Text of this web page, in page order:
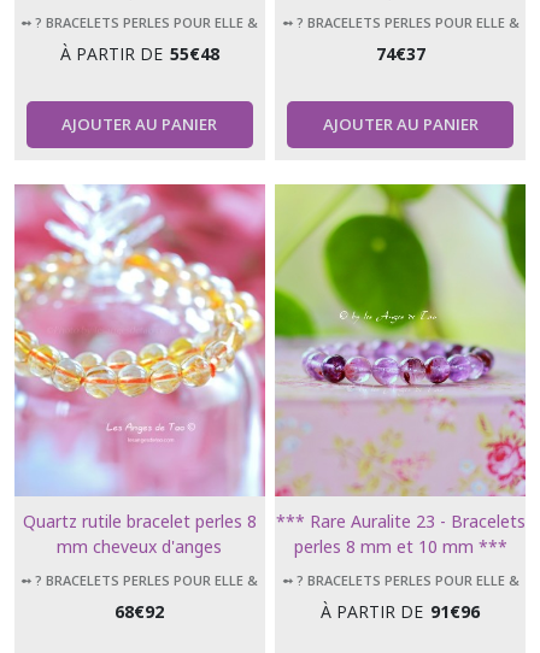
➻ ? BRACELETS PERLES POUR ELLE &
À PARTIR DE 55€48
AJOUTER AU PANIER
élastique perles 8 mm
➻ ? BRACELETS PERLES POUR ELLE &
74€37
AJOUTER AU PANIER
Quartz rutile bracelet perles 8
mm cheveux d'anges
➻ ? BRACELETS PERLES POUR ELLE &
68€92
*** Rare Auralite 23 - Bracelets
perles 8 mm et 10 mm ***
➻ ? BRACELETS PERLES POUR ELLE &
À PARTIR DE 91€96